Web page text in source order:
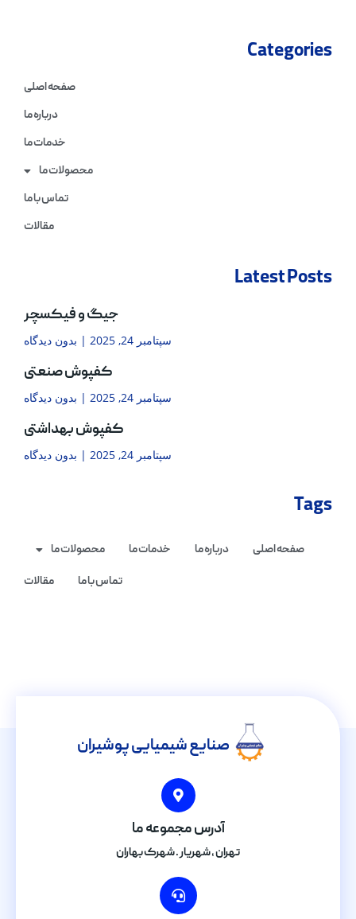
Categories
صفحه اصلی
درباره ما
خدمات ما
محصولات ما
تماس با ما
مقالات
Latest Posts
جیگ و فیکسچر
سپتامبر 24, 2025 بدون دیدگاه
کفپوش صنعتی
سپتامبر 24, 2025 بدون دیدگاه
کفپوش بهداشتی
سپتامبر 24, 2025 بدون دیدگاه
Tags
صفحه اصلی درباره ما خدمات ما
محصولات ما
تماس با ما
مقالات
صنایع شیمیایی پوشیران
آدرس مجموعه ما
تهران , شهریار . شهرک بهاران